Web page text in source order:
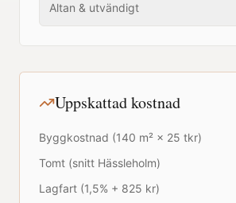
Altan & utvändigt
Uppskattad kostnad
Byggkostnad (140 m² × 25 tkr)
Tomt (snitt Hässleholm)
Lagfart (1,5% + 825 kr)